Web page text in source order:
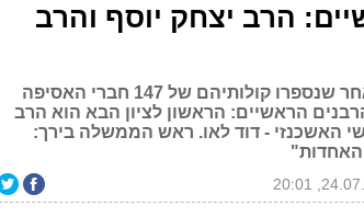
הרב יצחק יוסף והרב
בתום מירוץ סוער, ולאחר שנספרו קולותיהם של 147 חברי האסיפה
הראשיים: הראשון לציון הבא הוא הרב
האשכנזי - דוד לאו. ראש הממשלה בירך: